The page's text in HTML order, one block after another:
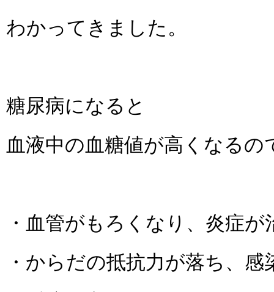
わかってきました。
糖尿病になると
血液中の血糖値が高くなる
・血管がもろくなり、炎症が
・からだの抵抗力が落ち、感